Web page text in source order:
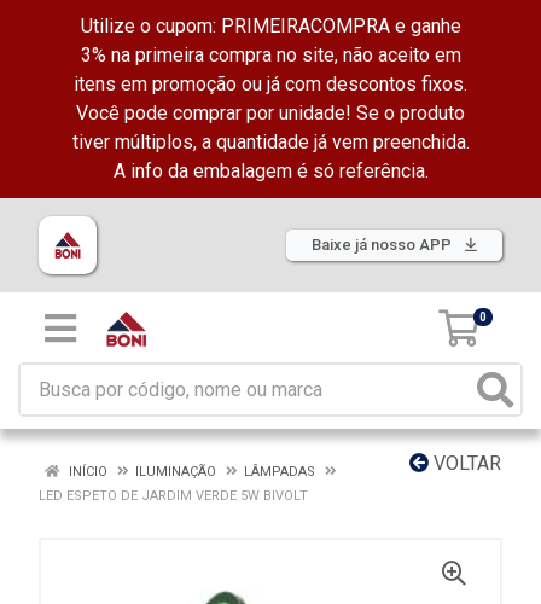
Utilize o cupom: PRIMEIRACOMPRA e ganhe
3% na primeira compra no site, não aceito em
itens em promoção ou já com descontos fixos.
Você pode comprar por unidade! Se o produto
tiver múltiplos, a quantidade já vem preenchida.
A info da embalagem é só referência.
Baixe já nosso APP
0
VOLTAR
INÍCIO ILUMINAÇÃO
LÂMPADAS
LED ESPETO DE JARDIM VERDE 5W BIVOLT